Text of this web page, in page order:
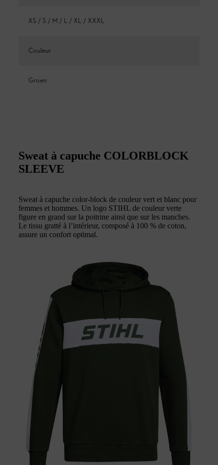
XS / S / M / L / XL / XXXL
Couleur
Groen
Sweat à capuche COLORBLOCK
SLEEVE
Sweat à capuche color-block de couleur vert et blanc pour
femmes et hommes. Un logo STIHL de couleur verte
figure en grand sur la poitrine ainsi que sur les manches.
Le tissu gratté à l’intérieur, composé à 100 % de coton,
assure un confort optimal.